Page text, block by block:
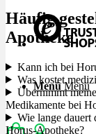
Menü Menü
Häufig
Apotheke
Kann ich bei
Was kostet
Übernimmt
Medikamente bei
Wie lange dauert
Horus-Apotheke?